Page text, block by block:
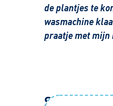
de plantjes te
wasmachine
praatje met mijn